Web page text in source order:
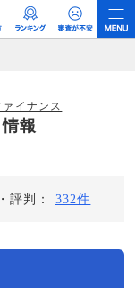
です。 ただし、特定の
ーザーへの口コミ収集な
イナンス
報
評判： 332件